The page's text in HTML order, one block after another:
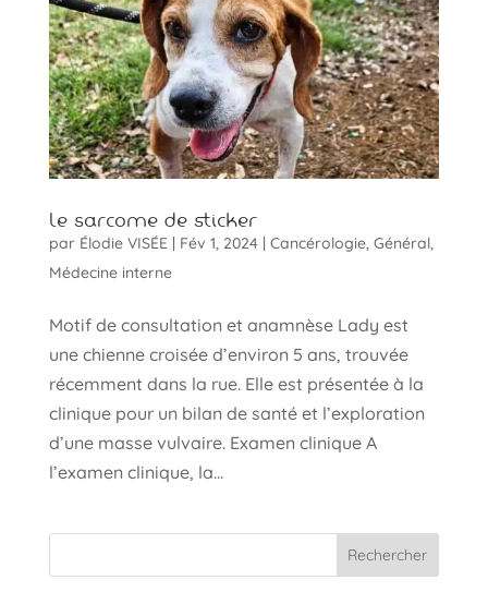
Le sarcome de sticker
par Élodie VISÉE| Fév 1, 2024| Cancérologie, Général,
Médecine interne
Motif de consultation et anamnèse Lady est
une chienne croisée d’environ 5 ans, trouvée
récemment dans la rue. Elle est présentée à la
clinique pour un bilan de santé et l’exploration
d’une masse vulvaire. Examen clinique A
l’examen clinique, la...